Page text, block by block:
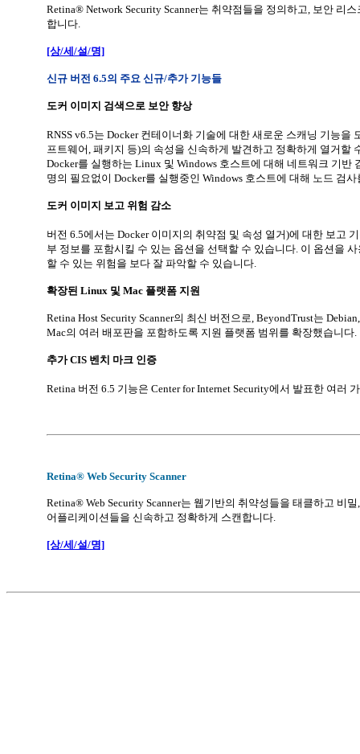
Retina® Network Security Scanner는 취약점들을 정의하고, 보안 리
합니다.
[상/세/설/명]
신규 버전 6.5의 주요 신규/추가 기능들
도커 이미지 검색으로 보안 향상
RNSS v6.5는 Docker 컨테이너화 기술에 대한 새로운 스캐닝 기능
프트웨어, 패키지 등)의 속성을 신속하게 발견하고 정확하게 열거할
Docker를 실행하는 Linux 및 Windows 호스트에 대해 네트워크 기
명의 필요없이 Docker를 실행중인 Windows 호스트에 대해 노드 검
도커 이미지 보고 위험 감소
버전 6.5에서는 Docker 이미지의 취약점 및 속성 열거)에 대한 보고
부 정보를 포함시킬 수 있는 옵션을 선택할 수 있습니다. 이 옵션을
할 수 있는 위험을 보다 잘 파악할 수 있습니다.
확장된 Linux 및 Mac 플랫폼 지원
Retina Host Security Scanner의 최신 버전으로, BeyondTrust는
Mac의 여러 배포판을 포함하도록 지원 플랫폼 범위를 확장했습니다.
추가 CIS 벤치 마크 인증
Retina 버전 6.5 기능은 Center for Internet Security에서 발표한 여러
Retina® Web Security Scanner
Retina® Web Security Scanner는 웹기반의 취약성들을 태클하고 비
어플리케이션들을 신속하고 정확하게 스캔합니다.
[상/세/설/명]